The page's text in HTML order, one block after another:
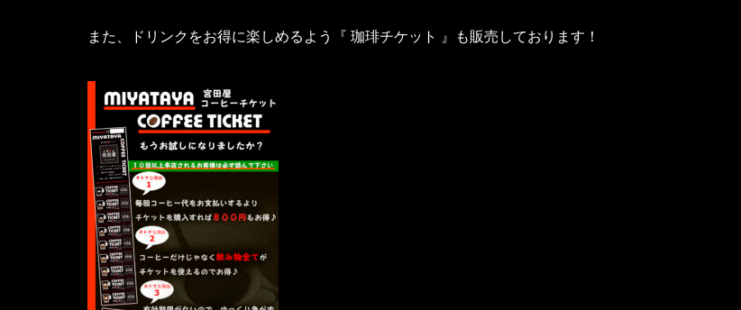
また、ドリンクをお得に楽しめるよう『 珈琲チケット 』も販売しております！